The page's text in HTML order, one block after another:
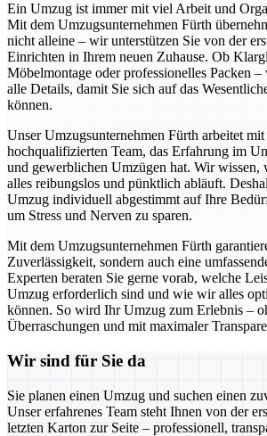
Ein Umzug ist immer mit viel Arbeit und
Mit dem Umzugsunternehmen Fürth
nicht alleine – wir unterstützen Sie von der
Einrichten in Ihrem neuen Zuhause. Ob
Möbelmontage oder professionelles Packen
alle Details, damit Sie sich auf das
können.
Unser Umzugsunternehmen Fürth arbeitet mit
hochqualifizierten Team, das Erfahrung im
und gewerblichen Umzügen hat. Wir wissen,
alles reibungslos und pünktlich abläuft.
Umzug individuell abgestimmt auf Ihre
um Stress und Nerven zu sparen.
Mit dem Umzugsunternehmen Fürth
Zuverlässigkeit, sondern auch eine
Experten beraten Sie gerne vorab, welche
Umzug erforderlich sind und wie wir alles
können. So wird Ihr Umzug zum Erlebnis –
Überraschungen und mit maximaler
Wir sind für Sie da
Sie planen einen Umzug und suchen einen
Unser erfahrenes Team steht Ihnen von der
letzten Karton zur Seite – professionell,